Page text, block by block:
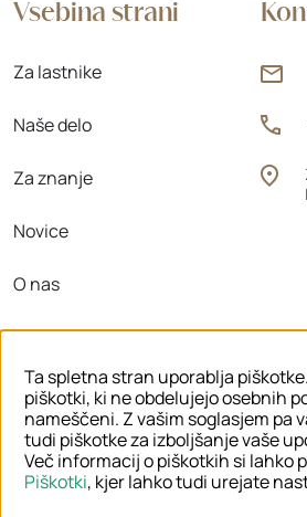
Vsebina strani
Za lastnike
Naše delo
Za znanje
Novice
O nas
Območne enote
© 2026 ZVKDS
PRAVNO OBVESTILO
Ta spletna stran uporablja
piškotki, ki ne obdelujejo osebnih
nameščeni. Z vašim soglasjem pa
tudi piškotke za izboljšanje vaše
Več informacij o piškotkih si lahko
Piškotki, kjer lahko tudi urejate